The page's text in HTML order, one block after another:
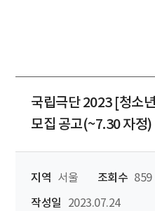
국립극단 2023 [청소
모집 공고(~7.30 자정)
지역 서울 조회수 859
작성일
2023.07.24